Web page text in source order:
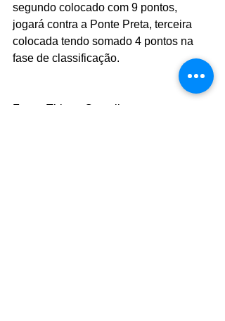
segundo colocado com 9 pontos,
jogará contra a Ponte Preta, terceira
colocada tendo somado 4 pontos na
fase de classificação.
Fotos: Thiago Carvalho